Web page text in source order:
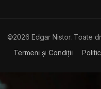
©2026 Edgar Nistor. Toate
Termeni și Condiții